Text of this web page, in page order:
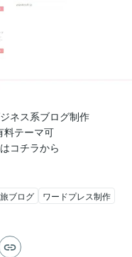
ネス系ブログ制作
料テーマ可
コチラから
旅ブログ ワードプレス制作